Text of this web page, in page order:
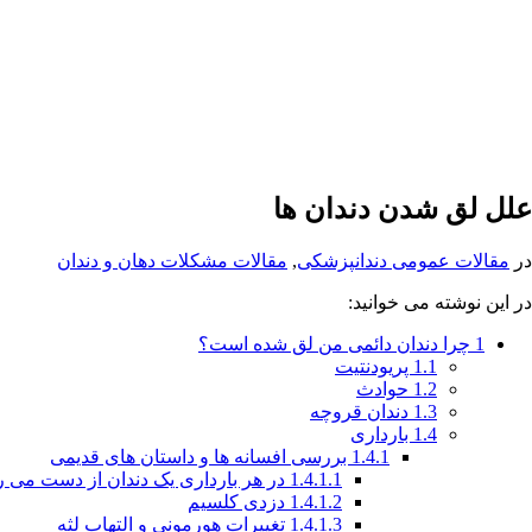
علل لق شدن دندان ها
در مقالات عمومی دندانپزشکی, مقالات مشکلات دهان و دندان
در این نوشته می خوانید:
1 چرا دندان دائمی من لق شده است؟
1.1 پریودنتیت
1.2 حوادث
1.3 دندان قروچه
1.4 بارداری
1.4.1 بررسی افسانه ها و داستان های قدیمی
1.4.1.1 در هر بارداری یک دندان از دست می
1.4.1.2 دزدی کلسیم
1.4.1.3 تغییرات هورمونی و التهاب لثه